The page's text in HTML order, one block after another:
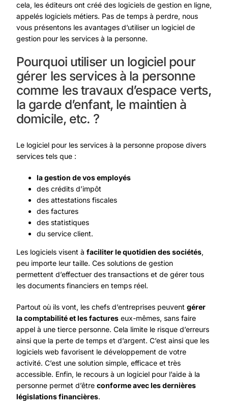
cela, les éditeurs ont créé des logiciels de gestion en ligne,
appelés logiciels métiers. Pas de temps à perdre, nous
vous présentons les avantages d’utiliser un logiciel de
gestion pour les services à la personne.
Pourquoi utiliser un logiciel pour
gérer les services à la personne
comme les travaux d’espace verts,
la garde d’enfant, le maintien à
domicile, etc. ?
Le logiciel pour les services à la personne propose divers
services tels que :
la gestion de vos employés
des crédits d’impôt
des attestations fiscales
des factures
des statistiques
du service client.
Les logiciels visent à faciliter le quotidien des sociétés,
peu importe leur taille. Ces solutions de gestion
permettent d’effectuer des transactions et de gérer tous
les documents financiers en temps réel.
Partout où ils vont, les chefs d’entreprises peuvent gérer
la comptabilité et les factureseux-mêmes, sans faire
appel à une tierce personne. Cela limite le risque d’erreurs
ainsi que la perte de temps et d’argent. C’est ainsi que les
logiciels web favorisent le développement de votre
activité. C’est une solution simple, efficace et très
accessible. Enfin, le recours à un logiciel pour l’aide à la
personne permet d’être conforme avec les dernières
législations financières.